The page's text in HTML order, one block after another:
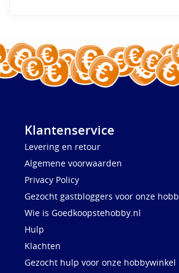
Klantenservice
Levering en retour
Algemene voorwaarden
Privacy Policy
Gezocht gastbloggers voor onze
Wie is Goedkoopstehobby.nl
Hulp
Klachten
Gezocht hulp voor onze hobbywinkel